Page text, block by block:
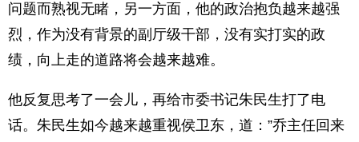
问题而熟视无睹，另一方面，他的政治抱负越来越强
烈，作为没有背景的副厅级干部，没有实打实的政
绩，向上走的道路将会越来越难。
他反复思考了一会儿，再给市委书记朱民生打了电
话。朱民生如今越来越重视侯卫东，道：”乔主任回来